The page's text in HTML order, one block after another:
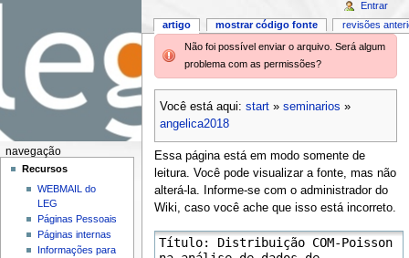
Não foi possível enviar o arquivo. Será algum
problema com as permissões?
Você está aqui: start» seminarios »
angelica2018
Essa página está em modo somente de
leitura. Você pode visualizar a fonte, mas não
alterá-la. Informe-se com o administrador do
Wiki, caso você ache que isso está incorreto.
artigo mostrar código fonte revisões
Entrar
navegação
Recursos
WEBMAIL do
LEG
Páginas Pessoais
Páginas internas
Informações para